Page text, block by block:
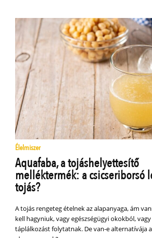
Élelmiszer
Aquafaba, a tojáshelyettesítő
melléktermék: a csicseriborsó
tojás?
A tojás rengeteg ételnek az alapanyaga, ám
kell hagyniuk, vagy egészségügyi okokból,
táplálkozást folytatnak. De van-e alternatívája